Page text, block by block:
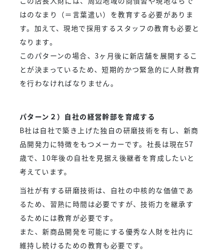
はのなまり（＝言葉遣い）を教育する必要がありま
す。加えて、現地で採用するスタッフの教育も必要と
なります。
このパターンの場合、3ヶ月後に新店舗を展開するこ
とが決まっているため、短期的かつ緊急的に人財教育
を行わなければなりません。
パターン２）自社の経営幹部を育成する
B社は自社で築き上げた独自の研磨技術を有し、新商
品開発力に特徴をもつメーカーです。社長は現在57
歳で、10年後の自社を見据え後継者を育成したいと
考えています。
当社が有する研磨技術は、自社の中核的な価値であ
るため、習熟に時間は必要ですが、技術力を継承す
るためには教育が必要です。
また、新商品開発を可能にする優秀な人財を社内に
維持し続けるための教育も必要です。